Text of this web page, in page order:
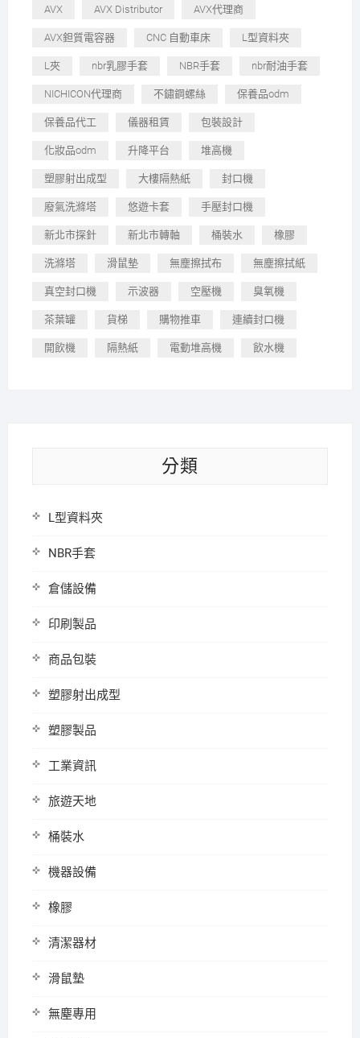
AVX AVX Distributor AVX代理商
AVX鉭質電容器 CNC 自動車床 L型資料夾
L夾 nbr乳膠手套 NBR手套 nbr耐油手套
NICHICON代理商 不鏽鋼螺絲 保養品odm
保養品代工 儀器租賃 包裝設計
化妝品odm 升降平台 堆高機
塑膠射出成型 大樓隔熱紙 封口機
廢氣洗滌塔 悠遊卡套 手壓封口機
新北市探針 新北市轉軸 桶裝水 橡膠
洗滌塔 滑鼠墊 無塵擦拭布 無塵擦拭紙
真空封口機 示波器 空壓機 臭氧機
茶葉罐 貨梯 購物推車 連續封口機
開飲機 隔熱紙 電動堆高機 飲水機
分類
L型資料夾
NBR手套
倉儲設備
印刷製品
商品包裝
塑膠射出成型
塑膠製品
工業資訊
旅遊天地
桶裝水
機器設備
橡膠
清潔器材
滑鼠墊
無塵專用